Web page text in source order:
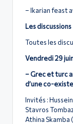
– Ikarian feast
Les discussions
Toutes les
Vendredi 29
– Grec et turc
d’une co-
Invités :
Stavros
Athina Skamba